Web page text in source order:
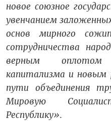
новое союзное
увенчанием
основ мирного
сотрудничества
верным
капитализма и
пути объединения
Мировую
Республику».